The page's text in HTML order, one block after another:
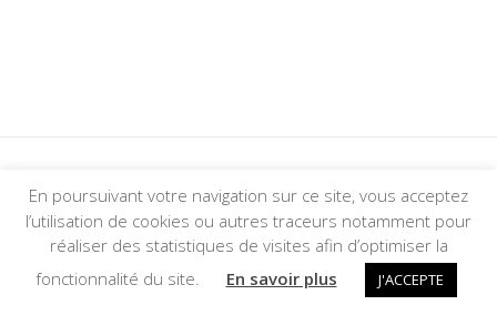
© 2026 Foyer Tolbiac. Construit avec WordPress et lethème
Mesmerize
En poursuivant votre navigation sur ce site, vous acceptez
l’utilisation de cookies ou autres traceurs notamment pour
réaliser des statistiques de visites afin d’optimiser la
fonctionnalité du site.
En savoir plus J'ACCEPTE